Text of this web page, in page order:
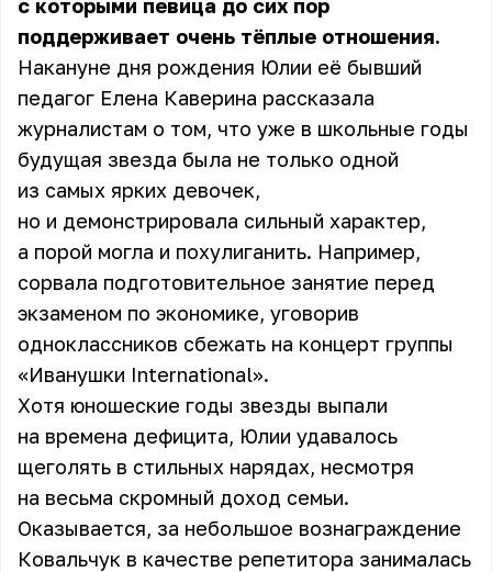
с которыми певица до сих пор
поддерживает очень тёплые отношения.
Накануне дня рождения Юлии её бывший
педагог Елена Каверина рассказала
журналистам о том, что уже в школьные годы
будущая звезда была не только одной
из самых ярких девочек,
но и демонстрировала сильный характер,
а порой могла и похулиганить. Например,
сорвала подготовительное занятие перед
экзаменом по экономике, уговорив
одноклассников сбежать на концерт группы
«Иванушки International».
Хотя юношеские годы звезды выпали
на времена дефицита, Юлии удавалось
щеголять в стильных нарядах, несмотря
на весьма скромный доход семьи.
Оказывается, за небольшое вознаграждение
Ковальчук в качестве репетитора занималась